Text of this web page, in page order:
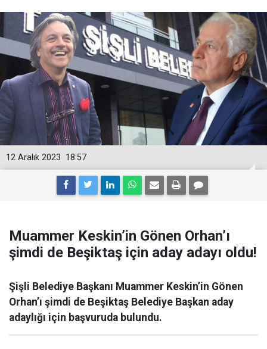
18:57
12 Aralık 2023
Muammer Keskin’in Gönen Orhan’ı
şimdi de Beşiktaş için aday adayı oldu!
Şişli Belediye Başkanı Muammer Keskin’in Gönen
Orhan’ı şimdi de Beşiktaş Belediye Başkan aday
adaylığı için başvuruda bulundu.